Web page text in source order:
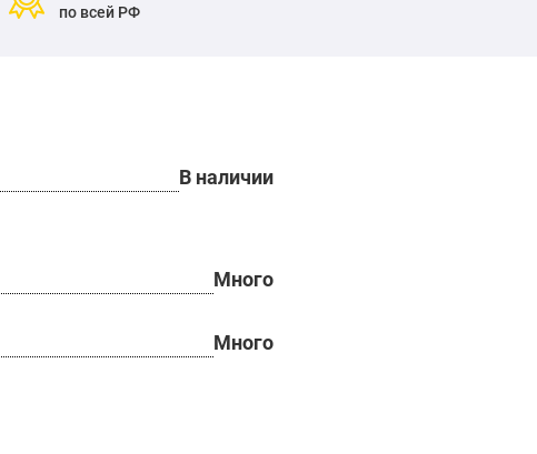
по всей РФ
В наличии
Много
Много